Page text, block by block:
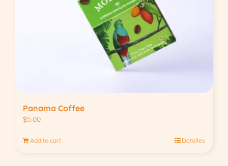
Panama Coffee
$5.00
Add to cart Detalles